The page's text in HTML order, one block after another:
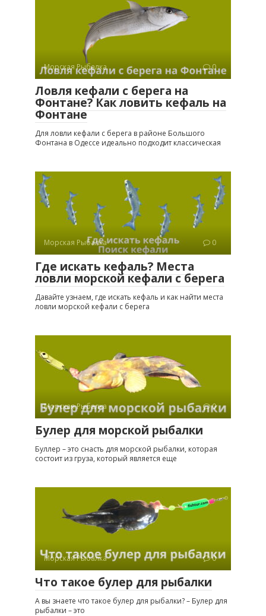
Морская Рыбалка 0
Ловля кефали с берега на
Фонтане? Как ловить кефаль на
Фонтане
Для ловли кефали с берега в районе Большого
Фонтана в Одессе идеально подходит классическая
Морская Рыбалка 0
Где искать кефаль? Места
ловли морской кефали с берега
Давайте узнаем, где искать кефаль и как найти места
ловли морской кефали с берега
Морская Рыбалка 0
Булер для морской рыбалки
Буллер – это снасть для морской рыбалки, которая
состоит из груза, который является еще
Морская Рыбалка 0
Что такое булер для рыбалки
А вы знаете что такое булер для рыбалки? – Булер для
рыбалки – это